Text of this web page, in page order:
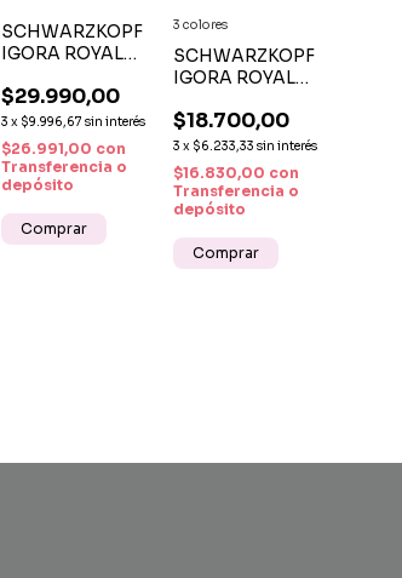
SCHWARZKOPF
IGORA ROYAL
$29.990,00
3 x $9.996,67 sin interés
$26.991,00 con
Transferencia o
depósito
Comprar
SCHWARZKOPF
IGORA ROYAL
$18.700,00
3 x $6.233,33 sin interés
$16.830,00 con
Transferencia o
depósito
3 colores
Comprar